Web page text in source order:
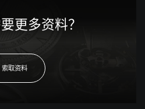
更多资料？
索取资料